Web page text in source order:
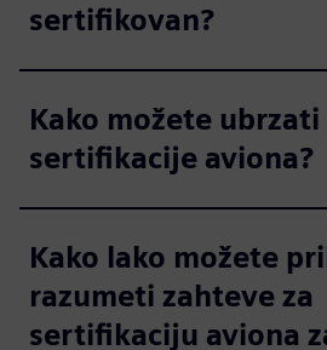
sertifikovan?
Kako možete ubrzati
sertifikacije aviona?
Kako lako možete
razumeti zahteve za
sertifikaciju aviona